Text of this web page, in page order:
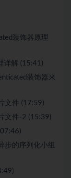
装饰器原理
详解 (15:41)
装饰器来
文件 (17:59)
文件-2 (15:39)
步的序列化小组